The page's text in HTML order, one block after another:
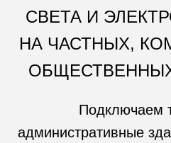
СВЕТА И
НА ЧАСТНЫХ,
Подключаем
административные